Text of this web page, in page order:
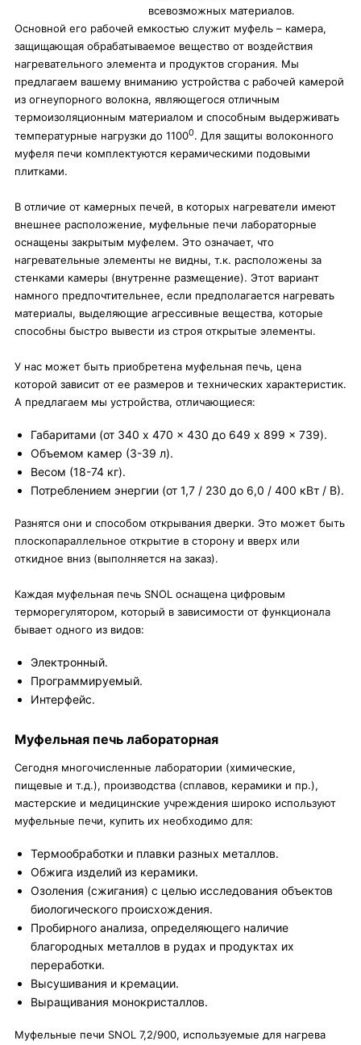
всевозможных материалов.
Основной его рабочей емкостью служит муфель – камера,
защищающая обрабатываемое вещество от воздействия
нагревательного элемента и продуктов сгорания. Мы
предлагаем вашему вниманию устройства с рабочей камерой
из огнеупорного волокна, являющегося отличным
термоизоляционным материалом и способным выдерживать
температурные нагрузки до 11000. Для защиты волоконного
муфеля печи комплектуются керамическими подовыми
плитками.
В отличие от камерных печей, в которых нагреватели имеют
внешнее расположение, муфельные печи лабораторные
оснащены закрытым муфелем. Это означает, что
нагревательные элементы не видны, т.к. расположены за
стенками камеры (внутренне размещение). Этот вариант
намного предпочтительнее, если предполагается нагревать
материалы, выделяющие агрессивные вещества, которые
способны быстро вывести из строя открытые элементы.
У нас может быть приобретена муфельная печь, цена
которой зависит от ее размеров и технических характеристик.
А предлагаем мы устройства, отличающиеся:
Габаритами (от 340 x 470 x 430 до 649 x 899 x 739).
Объемом камер (3-39 л).
Весом (18-74 кг).
Потреблением энергии (от 1,7 / 230 до 6,0 / 400 кВт / В).
Разнятся они и способом открывания дверки. Это может быть
плоскопараллельное открытие в сторону и вверх или
откидное вниз (выполняется на заказ).
Каждая муфельная печь SNOL оснащена цифровым
терморегулятором, который в зависимости от функционала
бывает одного из видов:
Электронный.
Программируемый.
Интерфейс.
Муфельная печь лабораторная
Сегодня многочисленные лаборатории (химические,
пищевые и т.д.), производства (сплавов, керамики и пр.),
мастерские и медицинские учреждения широко используют
муфельные печи, купить их необходимо для:
Термообработки и плавки разных металлов.
Обжига изделий из керамики.
Озоления (сжигания) с целью исследования объектов
биологического происхождения.
Пробирного анализа, определяющего наличие
благородных металлов в рудах и продуктах их
переработки.
Высушивания и кремации.
Выращивания монокристаллов.
Муфельные печи SNOL 7,2/900, используемые для нагрева